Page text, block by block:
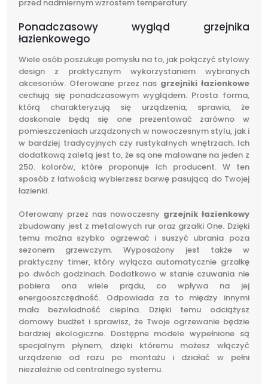
przed nadmiernym wzrostem temperatury.
Ponadczasowy wygląd grzejnika
łazienkowego
Wiele osób poszukuje pomysłu na to, jak połączyć stylowy
design z praktycznym wykorzystaniem wybranych
akcesoriów. Oferowane przez nas grzejniki łazienkowe
cechują się ponadczasowym wyglądem. Prosta forma,
którą charakteryzują się urządzenia, sprawia, że
doskonale będą się one prezentować zarówno w
pomieszczeniach urządzonych w nowoczesnym stylu, jak i
w bardziej tradycyjnych czy rustykalnych wnętrzach. Ich
dodatkową zaletą jest to, że są one malowane na jeden z
250. kolorów, które proponuje ich producent. W ten
sposób z łatwością wybierzesz barwę pasującą do Twojej
łazienki.
Oferowany przez nas nowoczesny grzejnik łazienkowy
zbudowany jest z metalowych rur oraz grzałki One. Dzięki
temu można szybko ogrzewać i suszyć ubrania poza
sezonem grzewczym. Wyposażony jest także w
praktyczny timer, który wyłącza automatycznie grzałkę
po dwóch godzinach. Dodatkowo w stanie czuwania nie
pobiera ona wiele prądu, co wpływa na jej
energooszczędność. Odpowiada za to między innymi
mała bezwładność cieplna. Dzięki temu odciążysz
domowy budżet i sprawisz, że Twoje ogrzewanie będzie
bardziej ekologiczne. Dostępne modele wypełnione są
specjalnym płynem, dzięki któremu możesz włączyć
urządzenie od razu po montażu i działać w pełni
niezależnie od centralnego systemu.